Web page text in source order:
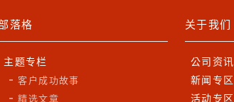
落格
主题专栏
客户成功故事
精选文章
关于我们
公司资讯
新闻专区
活动专区